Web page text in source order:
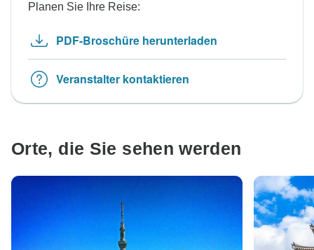
Planen Sie Ihre Reise:
PDF-Broschüre herunterladen
Veranstalter kontaktieren
Orte, die Sie sehen werden